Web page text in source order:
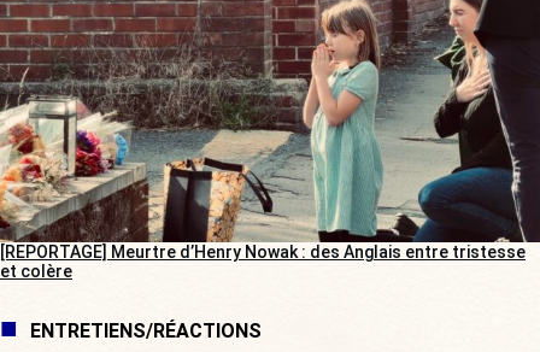
[REPORTAGE] Meurtre d’Henry Nowak : des Anglais entre tristesse
et colère
ENTRETIENS/RÉACTIONS